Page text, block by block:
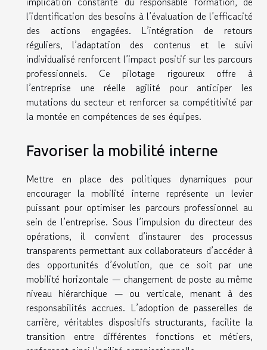
l’identification des besoins à l’évaluation de l’efficacité
des actions engagées. L’intégration de retours
réguliers, l’adaptation des contenus et le suivi
individualisé renforcent l’impact positif sur les parcours
professionnels. Ce pilotage rigoureux offre à
l’entreprise une réelle agilité pour anticiper les
mutations du secteur et renforcer sa compétitivité par
la montée en compétences de ses équipes.
Favoriser la mobilité interne
Mettre en place des politiques dynamiques pour
encourager la mobilité interne représente un levier
puissant pour optimiser les parcours professionnel au
sein de l’entreprise. Sous l’impulsion du directeur des
opérations, il convient d’instaurer des processus
transparents permettant aux collaborateurs d’accéder à
des opportunités d’évolution, que ce soit par une
mobilité horizontale — changement de poste au même
niveau hiérarchique — ou verticale, menant à des
responsabilités accrues. L’adoption de passerelles de
carrière, véritables dispositifs structurants, facilite la
transition entre différentes fonctions et métiers,